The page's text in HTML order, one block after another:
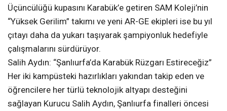
Üçüncülüğü kupasını Karabük’e getiren SAM Koleji’nin
“Yüksek Gerilim” takımı ve yeni AR-GE ekipleri ise bu yıl
çıtayı daha da yukarı taşıyarak şampiyonluk hedefiyle
çalışmalarını sürdürüyor.
Salih Aydın: “Şanlıurfa’da Karabük Rüzgarı Estireceğiz”
Her iki kampüsteki hazırlıkları yakından takip eden ve
öğrencilere her türlü teknolojik altyapı desteğini
sağlayan Kurucu Salih Aydın, Şanlıurfa finalleri öncesi